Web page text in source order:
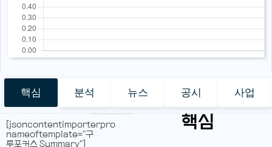
핵심 분석 뉴스 공시 사업
핵심
[jsoncontentimporterpro
nameoftemplate="구
루포커스 Summary"]